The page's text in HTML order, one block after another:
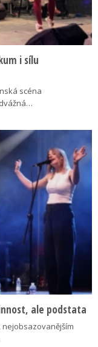
i sílu
scéna
ale podstata